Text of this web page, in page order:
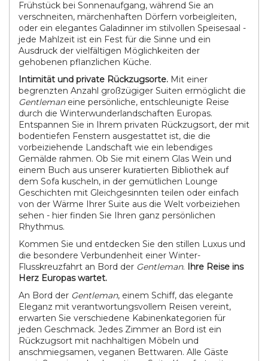
Frühstück bei Sonnenaufgang, während Sie an
verschneiten, märchenhaften Dörfern vorbeigleiten,
oder ein elegantes Galadinner im stilvollen Speisesaal -
jede Mahlzeit ist ein Fest für die Sinne und ein
Ausdruck der vielfältigen Möglichkeiten der
gehobenen pflanzlichen Küche.
Intimität und private Rückzugsorte. Mit einer
begrenzten Anzahl großzügiger Suiten ermöglicht die
Gentlemaneine persönliche, entschleunigte Reise
durch die Winterwunderlandschaften Europas.
Entspannen Sie in Ihrem privaten Rückzugsort, der mit
bodentiefen Fenstern ausgestattet ist, die die
vorbeiziehende Landschaft wie ein lebendiges
Gemälde rahmen. Ob Sie mit einem Glas Wein und
einem Buch aus unserer kuratierten Bibliothek auf
dem Sofa kuscheln, in der gemütlichen Lounge
Geschichten mit Gleichgesinnten teilen oder einfach
von der Wärme Ihrer Suite aus die Welt vorbeiziehen
sehen - hier finden Sie Ihren ganz persönlichen
Rhythmus.
Kommen Sie und entdecken Sie den stillen Luxus und
die besondere Verbundenheit einer Winter-
Flusskreuzfahrt an Bord der Gentleman. Ihre Reise ins
Herz Europas wartet.
An Bord der Gentleman, einem Schiff, das elegante
Eleganz mit verantwortungsvollem Reisen vereint,
erwarten Sie verschiedene Kabinenkategorien für
jeden Geschmack. Jedes Zimmer an Bord ist ein
Rückzugsort mit nachhaltigen Möbeln und
anschmiegsamen, veganen Bettwaren. Alle Gäste